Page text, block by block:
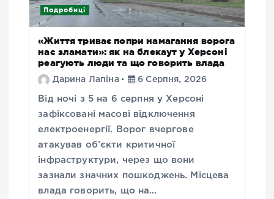
Подробиці
«Життя триває попри намагання ворога
нас зламати»: як на блекаут у Херсоні
реагують люди та що говорить влада
Дарина Лапіна 6 Серпня, 2026
Від ночі з 5 на 6 серпня у Херсоні
зафіксовані масові відключення
електроенергії. Ворог вчергове
атакував об’єкти критичної
інфраструктури, через що вони
зазнали значних пошкоджень. Місцева
влада говорить, що на…